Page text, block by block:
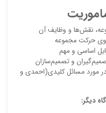
نقش‌ها و وظایف آن
حرکت مجموعه
اساسی و مهم
و تصمیم‌سازان
مورد مسائل کلیدی(احمدی و
دیگر: